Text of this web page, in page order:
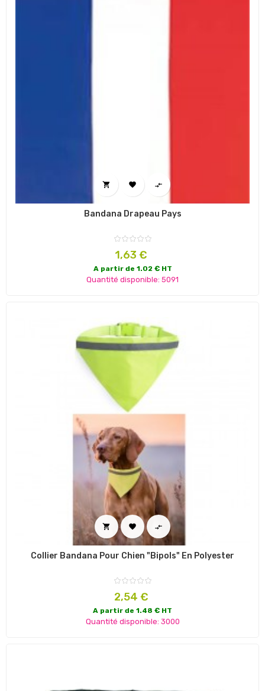
  
Bandana Drapeau Pays
Prix
1,63 €
A partir de 1.02 € HT
Quantité disponible: 5091
  
Collier Bandana Pour Chien "Bipols" En Polyester
Prix
2,54 €
A partir de 1.48 € HT
Quantité disponible: 3000